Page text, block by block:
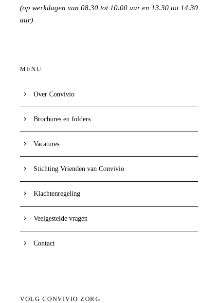
(op werkdagen van 08.30 tot 10.00 uur en 13.30 tot 14.30
uur)
MENU
Over Convivio
Brochures en folders
Vacatures
Stichting Vrienden van Convivio
Klachtenregeling
Veelgestelde vragen
Contact
VOLG CONVIVIO ZORG